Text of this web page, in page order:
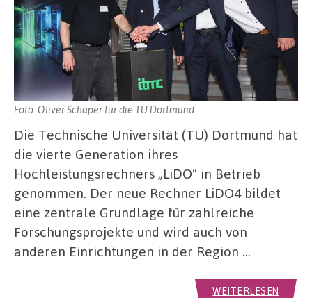
Foto: Oliver Schaper für die TU Dortmund
Die Technische Universität (TU) Dortmund hat
die vierte Generation ihres
Hochleistungsrechners „LiDO“ in Betrieb
genommen. Der neue Rechner LiDO4 bildet
eine zentrale Grundlage für zahlreiche
Forschungsprojekte und wird auch von
anderen Einrichtungen in der Region …
WEITERLESEN